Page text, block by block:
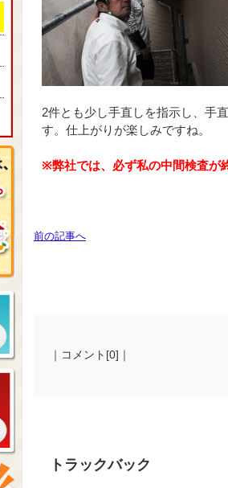
2件とも少し手直しを指示し、手
す。仕上がりが楽しみですね。
※弊社では、必ず私の中間検査が
前の記事へ
｜コメント[0]｜
トラックバック